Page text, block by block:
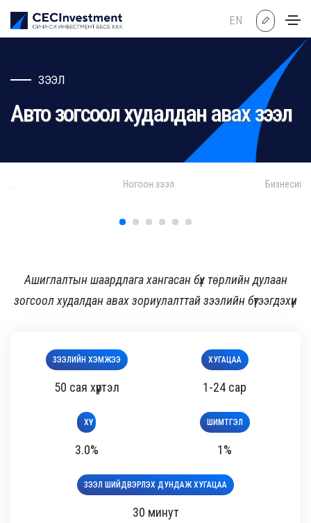
EN
ЗЭЭЛ
Авто зогсоол худалдан авах зээл
Бизнесийн зээл
Ашиглалтын шаардлага хангасан бүх төрлийн дулаан
зогсоол худалдан авах зориулалттай зээлийн бүтээгдэхүүн
ЗЭЭЛИЙН ХЭМЖЭЭ
50 сая хүртэл
ХУГАЦАА
1-24 сар
ХҮҮ
3.0%
ШИМТГЭЛ
1%
ЗЭЭЛ ШИЙДВЭРЛЭХ ДУНДАЖ ХУГАЦАА
30 минут